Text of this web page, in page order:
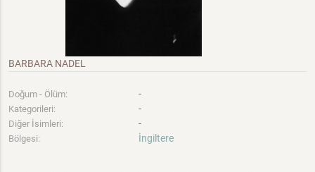
BARBARA NADEL
Doğum - Ölüm: -
Kategorileri: -
Diğer İsimleri: -
Bölgesi: İngiltere